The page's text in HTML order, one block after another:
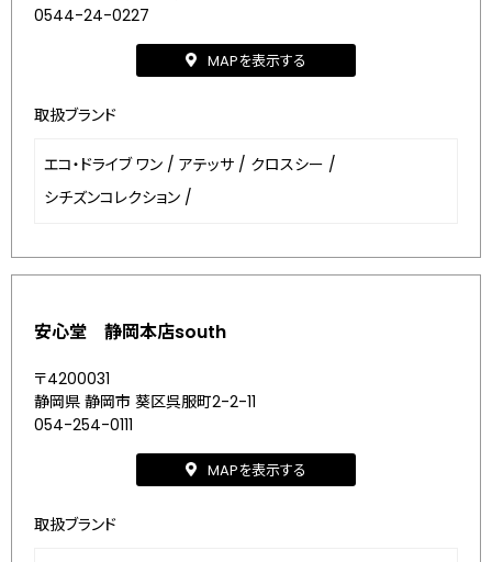
0544-24-0227
MAPを表示する
取扱ブランド
エコ・ドライブ ワン / アテッサ / クロスシー /
シチズンコレクション /
安心堂 静岡本店south
〒4200031
静岡県 静岡市 葵区呉服町2-2-11
054-254-0111
MAPを表示する
取扱ブランド